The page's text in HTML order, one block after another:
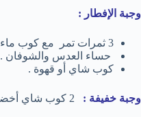
وجبة الإفطار :
3 ثمرات تمر مع كوب ماء .
حساء العدس والشوفان .
كوب شاي أو قهوة .
وجبة خفيفة :